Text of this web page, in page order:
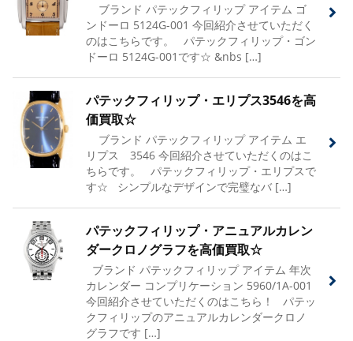
ブランド パテックフィリップ アイテム ゴ
ンドーロ 5124G-001 今回紹介させていただく
のはこちらです。 パテックフィリップ・ゴン
ドーロ 5124G-001です☆ &nbs […]
パテックフィリップ・エリプス3546を高
価買取☆
ブランド パテックフィリップ アイテム エ
リプス 3546 今回紹介させていただくのはこ
ちらです。 パテックフィリップ・エリプスで
す☆ シンプルなデザインで完璧なバ […]
パテックフィリップ・アニュアルカレン
ダークロノグラフを高価買取☆
ブランド パテックフィリップ アイテム 年次
カレンダー コンプリケーション 5960/1A-001
今回紹介させていただくのはこちら！ パテッ
クフィリップのアニュアルカレンダークロノ
グラフです […]